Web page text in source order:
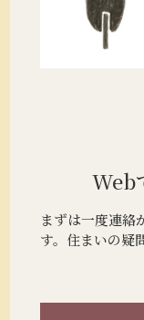
Web
まずは一度連絡
す。住まいの疑